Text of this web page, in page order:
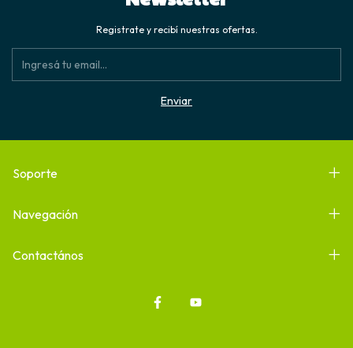
Registrate y recibí nuestras ofertas.
Soporte
Navegación
Contactános